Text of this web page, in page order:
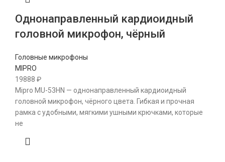
Однонаправленный кардиоидный
головной микрофон, чёрный
Головные микрофоны
MIPRO
19888 ₽
Mipro MU-53HN — однонаправленный кардиоидный
головной микрофон, чёрного цвета. Гибкая и прочная
рамка с удобными, мягкими ушными крючками, которые
не